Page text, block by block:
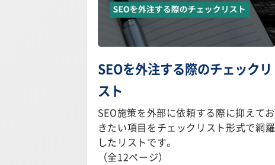
SEOを外注する際のチェックリ
スト
SEO施策を外部に依頼する際に抑えてお
きたい項目をチェックリスト形式で網羅
したリストです。
（全12ページ）